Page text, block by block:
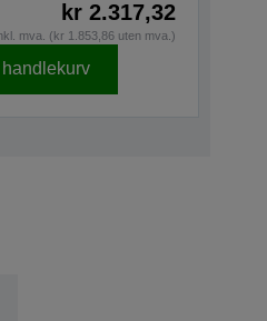
kr 2.317,32
mva. (kr 1.853,86 uten mva.)
handlekurv